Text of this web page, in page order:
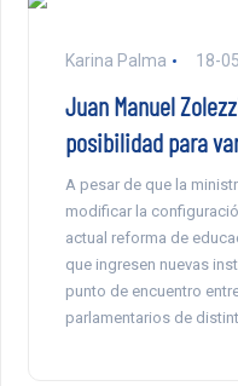
Karina Palma 18-
Juan Manuel
posibilidad para
A pesar de que la
modificar la
actual reforma de
que ingresen nuevas
punto de encuentro
parlamentarios de